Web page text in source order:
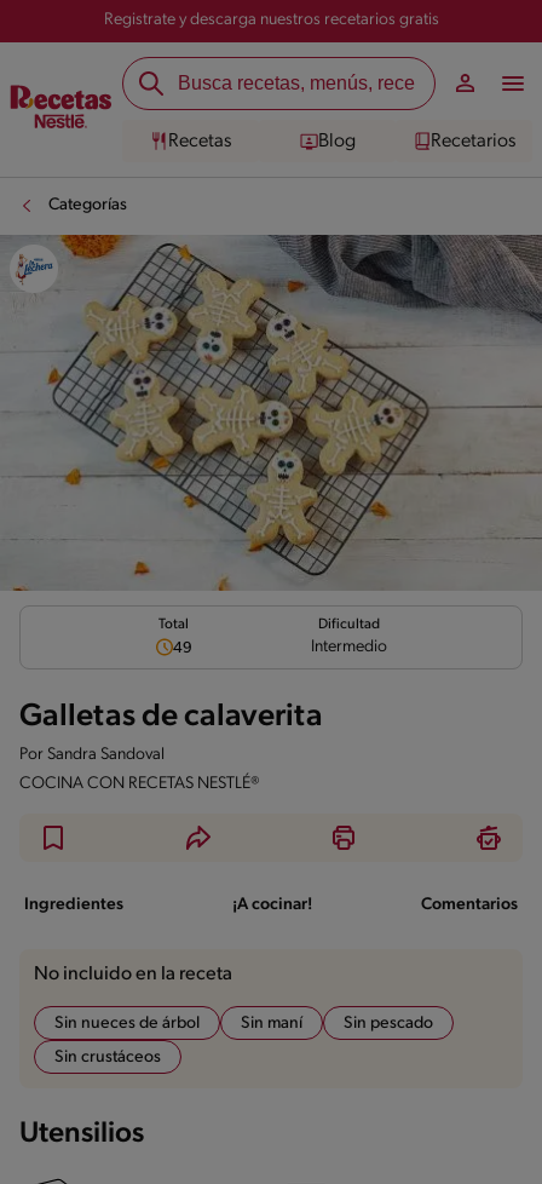
Registrate y descarga nuestros recetarios gratis
Recetas Blog Recetarios
Categorías
Total
49
Dificultad
Intermedio
Galletas de calaverita
Por Sandra Sandoval
COCINA CON RECETAS NESTLÉ®
Ingredientes ¡A cocinar! Comentarios
No incluido en la receta
Sin nueces de árbol Sin maní
Sin pescado
Sin crustáceos
Utensilios